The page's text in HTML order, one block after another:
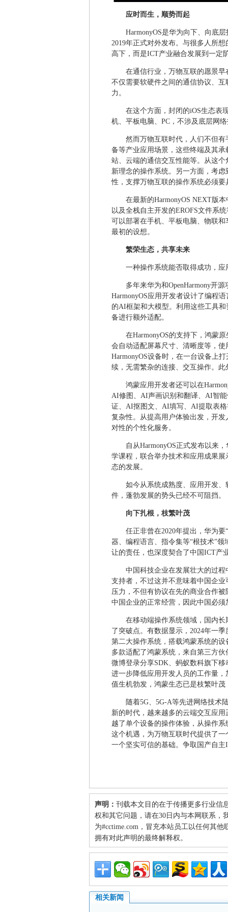
应时而生，顺势而起
HarmonyOS是华为向下、向底
2019年正式对外发布。与很多人所
高下，而是ICT产业融合发展到一定
在通信行业，万物互联的愿景
不仅需要软硬件之间的通信协议、
力。
在这个方面，封闭的iOS生态表
机、平板电脑、PC，不涉及底层网
然而万物互联时代，人们不但
备等产业应用场景，这些终端及其
站、云端的通信交互性能等。从这
新理念的操作系统。另一方面，考
性，支撑万物互联的操作系统必须
在最新的HarmonyOS NEXT版
以及全栈自主开发的EROFS文件系
可以部署在手机、平板电脑、物联
最初的设想。
繁荣生态，共享未来
一种操作系统能否取得成功，
多年来华为和OpenHarmony开
HarmonyOS应用开发者设计了编程
的AI框架和大模型。利用这些工具
备进行额外适配。
在HarmonyOS的支持下，鸿蒙
会自动适配屏幕尺寸、清晰度等，
HarmonyOS设备时，在一台设备上
续，无需繁杂的连接、交互操作。
鸿蒙应用开发者还可以在
AI修图、AI声画识别和翻译、AI智
证、AI抠图文、AI填写、AI提取表
复杂性。从提高用户体验出发，开
对性的个性化服务。
自从HarmonyOS正式发布以来
学课程，联合举办技术和应用成果
态的发展。
如今从系统成熟度、应用开发
件，蓬勃发展的势头已经不可阻挡。
向下扎根，枝繁叶茂
任正非曾在2020年提出，华为
器、编程语言、指令集等“根技术”
让的责任，也深度契合了中国ICT产
中国科技企业在发展壮大的过
支持者，不过这并不意味着中国企
压力，不但有协议在先的商业合作
中国企业的正常经营，因此中国必
在移动端操作系统领域，国内长
了突破点。有数据显示，2024年一
第二大操作系统，搭载鸿蒙系统的设
多款适配了鸿蒙系统，来自第三方
微博登录分享SDK、蚂蚁数科旗下
进一步降低应用开发人员的工作量
值生机勃发，鸿蒙生态已是枝繁叶
随着5G、5G-A等先进网络技术
新的时代，越来越多的云端交互应
越了单个设备的操作体验，从操作
这个机遇，为万物互联时代提供了
一个坚实可信的基础。争取国产自
声明： 刊载本文目的在于传播更多行业信
权和其它问题，请在30日内与本网联系，
为#cctime.com，冒充本站员工以任何其
拥有对此声明的最终解释权。
相关新闻